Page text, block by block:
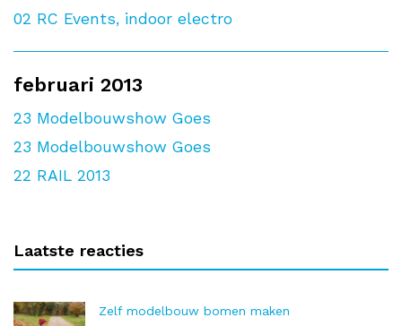
02 RC Events, indoor electro
februari 2013
23 Modelbouwshow Goes
23 Modelbouwshow Goes
22 RAIL 2013
Laatste reacties
Zelf modelbouw bomen maken